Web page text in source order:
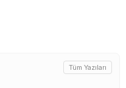
Tüm Yazıları